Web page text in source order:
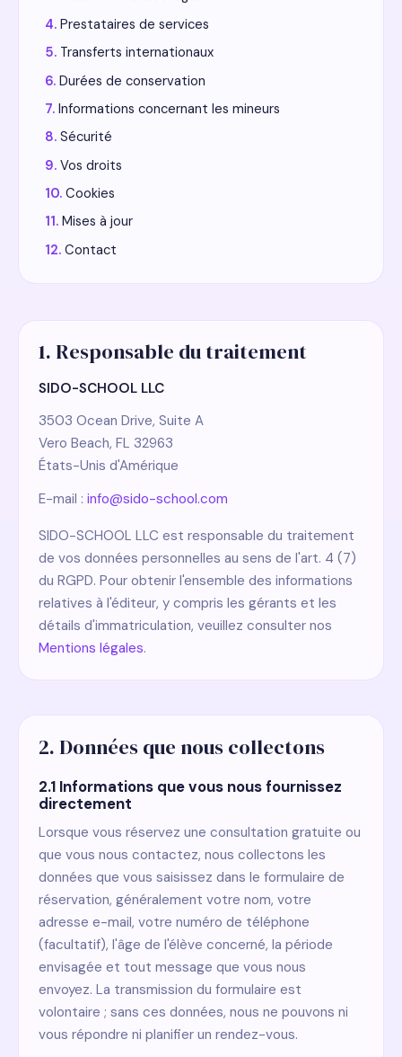
Prestataires de services
Transferts internationaux
Durées de conservation
Informations concernant les mineurs
Sécurité
Vos droits
Cookies
Mises à jour
Contact
1. Responsable du traitement
SIDO-SCHOOL LLC
3503 Ocean Drive, Suite A
Vero Beach, FL 32963
États-Unis d'Amérique
E-mail :info@sido-school.com
SIDO-SCHOOL LLC est responsable du traitement
de vos données personnelles au sens de l'art. 4 (7)
du RGPD. Pour obtenir l'ensemble des informations
relatives à l'éditeur, y compris les gérants et les
détails d'immatriculation, veuillez consulter nos
Mentions légales.
2. Données que nous collectons
2.1 Informations que vous nous fournissez
directement
Lorsque vous réservez une consultation gratuite ou
que vous nous contactez, nous collectons les
données que vous saisissez dans le formulaire de
réservation, généralement votre nom, votre
adresse e-mail, votre numéro de téléphone
(facultatif), l'âge de l'élève concerné, la période
envisagée et tout message que vous nous
envoyez. La transmission du formulaire est
volontaire ; sans ces données, nous ne pouvons ni
vous répondre ni planifier un rendez-vous.